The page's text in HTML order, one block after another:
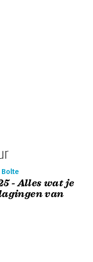
Bolte
- Alles wat je
van